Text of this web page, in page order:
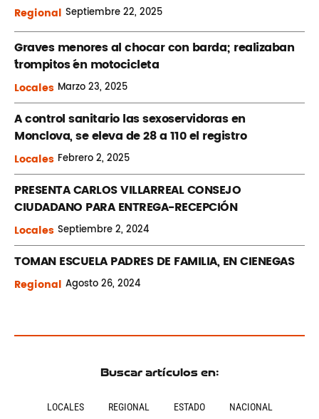
Regional Septiembre22, 2025
Graves menores al chocar con barda; realizaban
´trompitos ´en motocicleta
Locales Marzo23, 2025
A control sanitario las sexoservidoras en
Monclova, se eleva de 28 a 110 el registro
Locales Febrero2, 2025
PRESENTA CARLOS VILLARREAL CONSEJO
CIUDADANO PARA ENTREGA-RECEPCIÓN
Locales Septiembre2, 2024
TOMAN ESCUELA PADRES DE FAMILIA, EN CIENEGAS
Regional Agosto26, 2024
Buscar artículos en:
LOCALES REGIONAL ESTADO NACIONAL